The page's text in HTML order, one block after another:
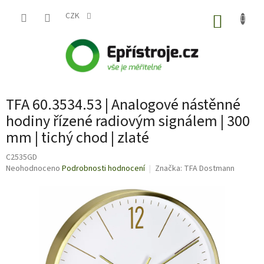
CZK
TFA 60.3534.53 | Analogové nástěnné
hodiny řízené radiovým signálem | 300
mm | tichý chod | zlaté
C2535GD
Průměrné
Neohodnoceno Podrobnosti hodnocení Značka: TFA Dostmann